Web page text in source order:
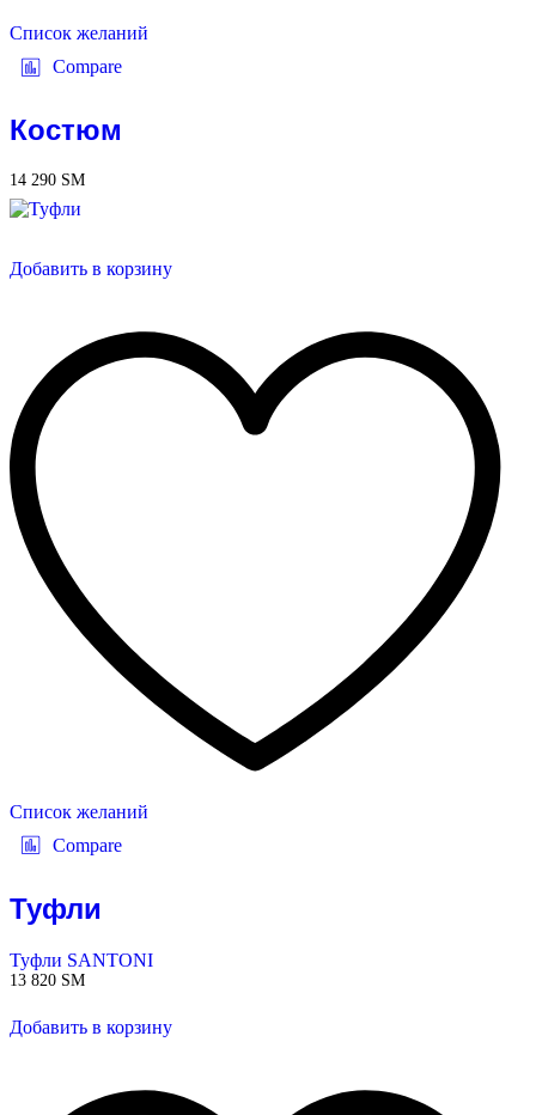
Список желаний
Compare
Костюм
14 290 ЅМ
Добавить в корзину
Список желаний
Compare
Туфли
Туфли SANTONI
13 820 ЅМ
Добавить в корзину